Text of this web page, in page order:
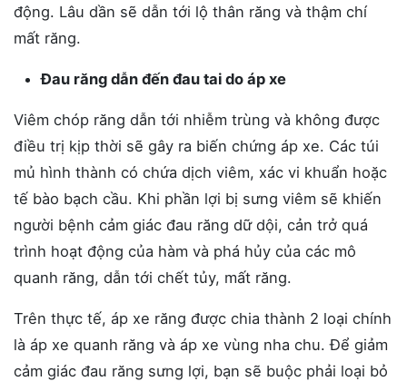
động. Lâu dần sẽ dẫn tới lộ thân răng và thậm chí
mất răng.
Đau răng dẫn đến đau tai do áp xe
Viêm chóp răng dẫn tới nhiễm trùng và không được
điều trị kịp thời sẽ gây ra biến chứng áp xe. Các túi
mủ hình thành có chứa dịch viêm, xác vi khuẩn hoặc
tế bào bạch cầu. Khi phần lợi bị sưng viêm sẽ khiến
người bệnh cảm giác đau răng dữ dội, cản trở quá
trình hoạt động của hàm và phá hủy của các mô
quanh răng, dẫn tới chết tủy, mất răng.
Trên thực tế, áp xe răng được chia thành 2 loại chính
là áp xe quanh răng và áp xe vùng nha chu. Để giảm
cảm giác đau răng sưng lợi, bạn sẽ buộc phải loại bỏ